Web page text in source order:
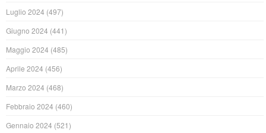
Luglio 2024 (497)
Giugno 2024 (441)
Maggio 2024 (485)
Aprile 2024 (456)
Marzo 2024 (468)
Febbraio 2024 (460)
Gennaio 2024 (521)